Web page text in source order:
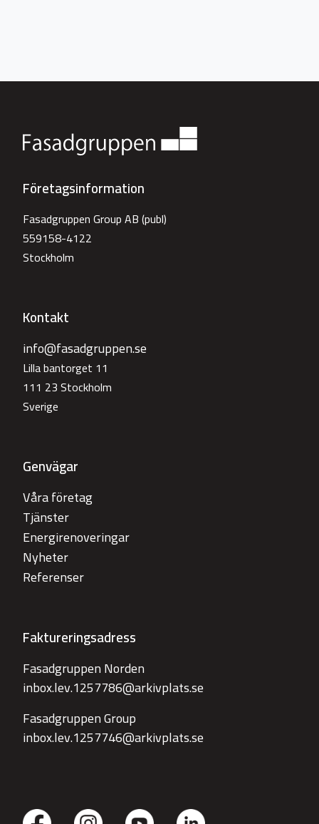
Företagsinformation
Fasadgruppen Group AB (publ)
559158-4122
Stockholm
Kontakt
info@fasadgruppen.se
Lilla bantorget 11
111 23 Stockholm
Sverige
Genvägar
Våra företag
Tjänster
Energirenoveringar
Nyheter
Referenser
Faktureringsadress
Fasadgruppen Norden
inbox.lev.1257786@arkivplats.se
Fasadgruppen Group
inbox.lev.1257746@arkivplats.se